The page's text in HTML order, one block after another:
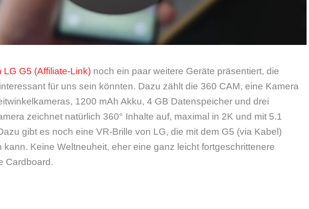
LG G5
noch ein paar weitere Geräte präsentiert, die
für uns sein könnten. Dazu zählt die 360 CAM, eine Kamera
1200 mAh Akku, 4 GB Datenspeicher und drei
zeichnet natürlich 360° Inhalte auf, maximal in 2K und mit 5.1
gibt es noch eine VR-Brille von LG, die mit dem G5 (via Kabel)
kann. Keine Weltneuheit, eher eine ganz leicht fortgeschrittenere
Cardboard.